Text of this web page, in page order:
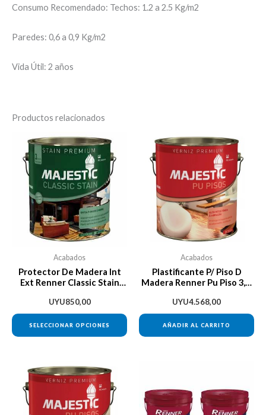
Consumo Recomendado: Techos: 1.2 a 2.5 Kg/m2
Paredes: 0,6 a 0,9 Kg/m2
Vida Útil: 2 años
Productos relacionados
Acabados
Protector De Madera Int
Ext Renner Classic Stain
UYU850,00
SELECCIONAR OPCIONES
producto
múltiples
variantes.
opciones
pueden
elegir
la
página
Acabados
Plastificante P/ Piso D
Madera Renner Pu Piso 3,6l
UYU4.568,00
AÑADIR AL CARRITO